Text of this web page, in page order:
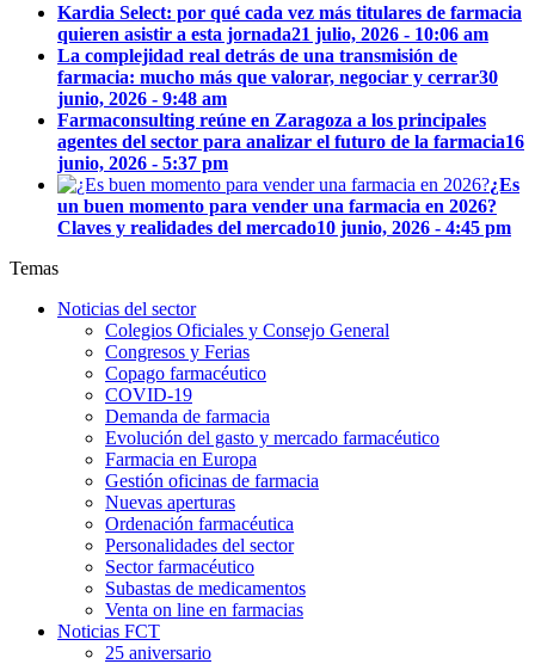
Kardia Select: por qué cada vez más titulares de farmacia
quieren asistir a esta jornada21 julio, 2026 - 10:06 am
La complejidad real detrás de una transmisión de
farmacia: mucho más que valorar, negociar y cerrar30
junio, 2026 - 9:48 am
Farmaconsulting reúne en Zaragoza a los principales
agentes del sector para analizar el futuro de la farmacia16
junio, 2026 - 5:37 pm
¿Es
un buen momento para vender una farmacia en 2026?
Claves y realidades del mercado10 junio, 2026 - 4:45 pm
Temas
Noticias del sector
Colegios Oficiales y Consejo General
Congresos y Ferias
Copago farmacéutico
COVID-19
Demanda de farmacia
Evolución del gasto y mercado farmacéutico
Farmacia en Europa
Gestión oficinas de farmacia
Nuevas aperturas
Ordenación farmacéutica
Personalidades del sector
Sector farmacéutico
Subastas de medicamentos
Venta on line en farmacias
Noticias FCT
25 aniversario